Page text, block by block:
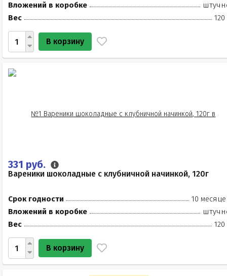
Вложений в коробке
Вес
120
В корзину
331 руб.
Вареники шоколадные с клубничной начинкой, 120г
Срок годности
10
Вложений в коробке
Вес
120
В корзину